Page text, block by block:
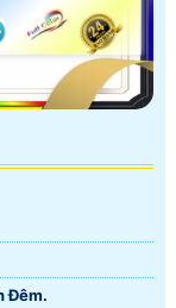
Ðêm.